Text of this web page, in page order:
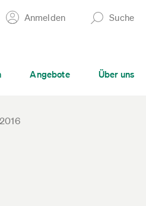
Anmelden Suche
Angebote Über uns